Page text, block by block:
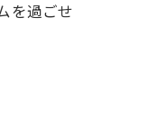
を過ごせ